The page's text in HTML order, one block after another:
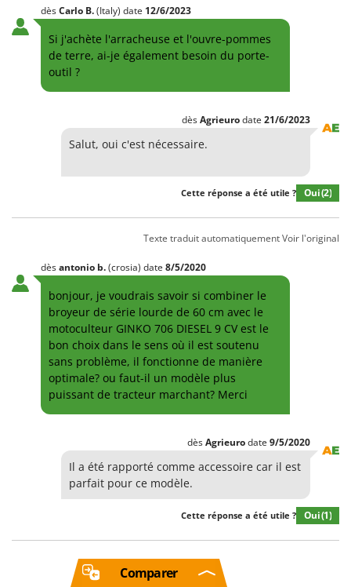
dèsCarlo B.(Italy) date 12/6/2023
Si j'achète l'arracheuse et l'ouvre-pommes
de terre, ai-je également besoin du porte-
outil ?
dèsAgrieurodate 21/6/2023
Salut, oui c'est nécessaire.
Cette réponse a été utile ? Oui(2)
Texte traduit automatiquementVoir l'original
dèsantonio b.(crosia) date 8/5/2020
bonjour, je voudrais savoir si combiner le
broyeur de série lourde de 60 cm avec le
motoculteur GINKO 706 DIESEL 9 CV est le
bon choix dans le sens où il est soutenu
sans problème, il fonctionne de manière
optimale? ou faut-il un modèle plus
puissant de tracteur marchant? Merci
dèsAgrieurodate 9/5/2020
Il a été rapporté comme accessoire car il est
parfait pour ce modèle.
Cette réponse a été utile ? Oui(1)
Comparer